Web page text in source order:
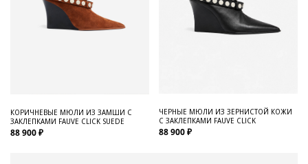
КОРИЧНЕВЫЕ МЮЛИ ИЗ ЗАМШИ С
ЗАКЛЕПКАМИ FAUVE CLICK SUEDE
88 900 ₽
ЧЕРНЫЕ МЮЛИ ИЗ ЗЕРНИСТОЙ КОЖИ
С ЗАКЛЕПКАМИ FAUVE CLICK
88 900 ₽